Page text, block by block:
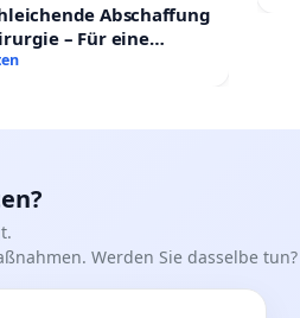
Abschaffung
– Für eine
aller Kinder in
Werden Sie dasselbe tun?